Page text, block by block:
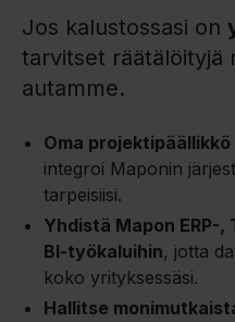
Jos kalustossasi on
tarvitset räätälöityjä
autamme.
Oma projektipäällikkö
integroi Maponin
tarpeisiisi.
Yhdistä Mapon ERP-
BI-työkaluihin, jotta
koko yrityksessäsi.
Hallitse